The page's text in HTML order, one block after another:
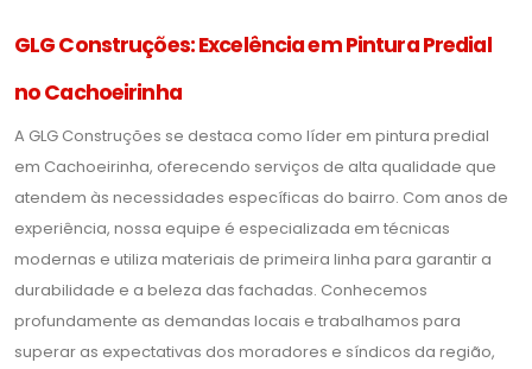
GLG Construções: Excelência em Pintura Predial
no Cachoeirinha
A GLG Construções se destaca como líder em pintura predial
em Cachoeirinha, oferecendo serviços de alta qualidade que
atendem às necessidades específicas do bairro. Com anos de
experiência, nossa equipe é especializada em técnicas
modernas e utiliza materiais de primeira linha para garantir a
durabilidade e a beleza das fachadas. Conhecemos
profundamente as demandas locais e trabalhamos para
superar as expectativas dos moradores e síndicos da região,